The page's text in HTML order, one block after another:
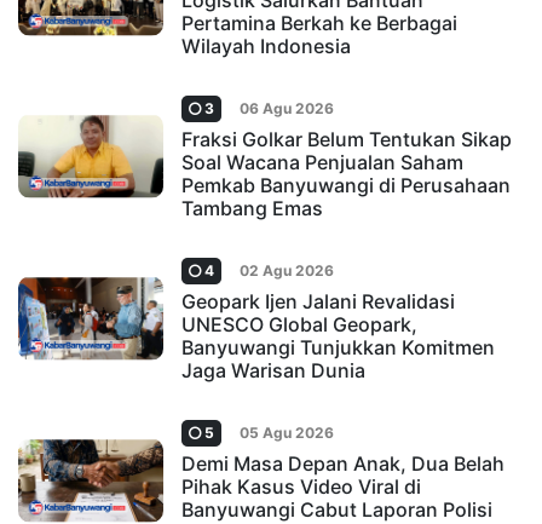
Pertamina Berkah ke Berbagai
Wilayah Indonesia
3 06 Agu 2026
Fraksi Golkar Belum Tentukan Sikap
Soal Wacana Penjualan Saham
Pemkab Banyuwangi di Perusahaan
Tambang Emas
4 02 Agu 2026
Geopark Ijen Jalani Revalidasi
UNESCO Global Geopark,
Banyuwangi Tunjukkan Komitmen
Jaga Warisan Dunia
5 05 Agu 2026
Demi Masa Depan Anak, Dua Belah
Pihak Kasus Video Viral di
Banyuwangi Cabut Laporan Polisi